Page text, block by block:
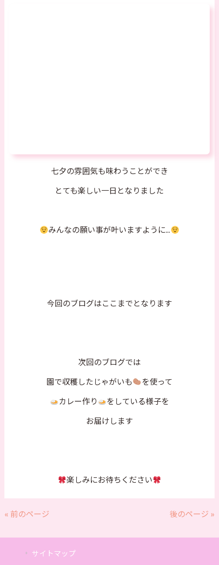
七夕の雰囲気も味わうことができ
とても楽しい一日となりました
みんなの願い事が叶いますように...
今回のブログはここまでとなります
次回のブログでは
園で収穫したじゃがいも を使って
カレー作り をしている様子を
お届けします
楽しみにお待ちください
« 前のページ 後のページ »
サイトマップ